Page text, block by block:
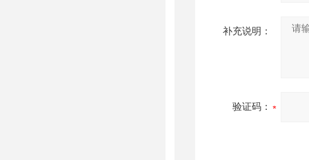
补充说明：
验证码：